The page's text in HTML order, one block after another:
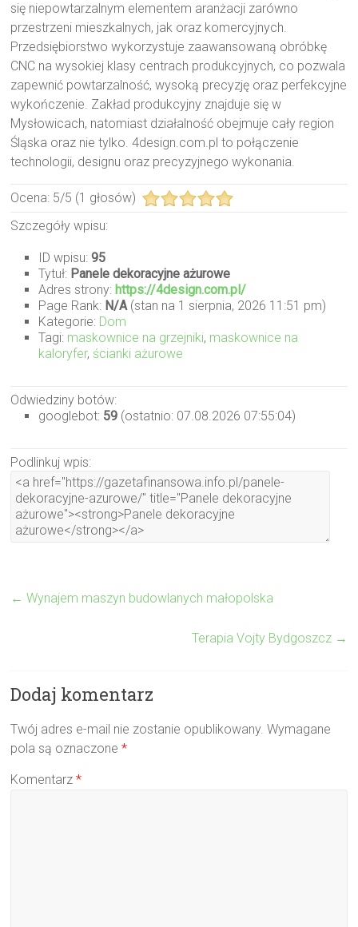
się niepowtarzalnym elementem aranżacji zarówno
przestrzeni mieszkalnych, jak oraz komercyjnych.
Przedsiębiorstwo wykorzystuje zaawansowaną obróbkę
CNC na wysokiej klasy centrach produkcyjnych, co pozwala
zapewnić powtarzalność, wysoką precyzję oraz perfekcyjne
wykończenie. Zakład produkcyjny znajduje się w
Mysłowicach, natomiast działalność obejmuje cały region
Śląska oraz nie tylko. 4design.com.pl to połączenie
technologii, designu oraz precyzyjnego wykonania.
Ocena: 5/5 (1 głosów)
Szczegóły wpisu:
ID wpisu:95
Tytuł: Panele dekoracyjne ażurowe
Adres strony: https://4design.com.pl/
Page Rank: N/A(stan na 1 sierpnia, 2026 11:51 pm)
Kategorie: Dom
Tagi: maskownice na grzejniki, maskownice na
kaloryfer, ścianki ażurowe
Odwiedziny botów:
googlebot: 59 (ostatnio: 07.08.2026 07:55:04)
Podlinkuj wpis:
← Wynajem maszyn budowlanych małopolska
Terapia Vojty Bydgoszcz →
Dodaj komentarz
Twój adres e-mail nie zostanie opublikowany. Wymagane
pola są oznaczone*
Komentarz*